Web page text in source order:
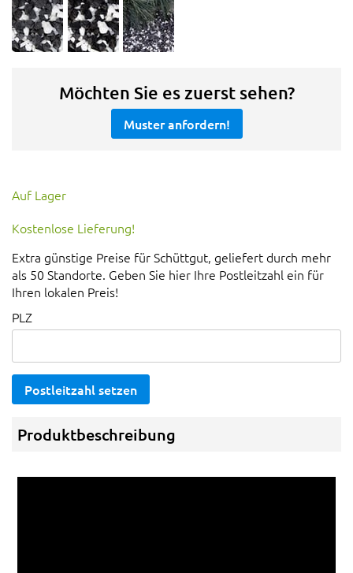
Möchten Sie es zuerst sehen?
Muster anfordern!
Auf Lager
Kostenlose Lieferung!
Extra günstige Preise für Schüttgut, geliefert durch mehr
als 50 Standorte. Geben Sie hier Ihre Postleitzahl ein für
Ihren lokalen Preis!
PLZ
Postleitzahl setzen
Produktbeschreibung